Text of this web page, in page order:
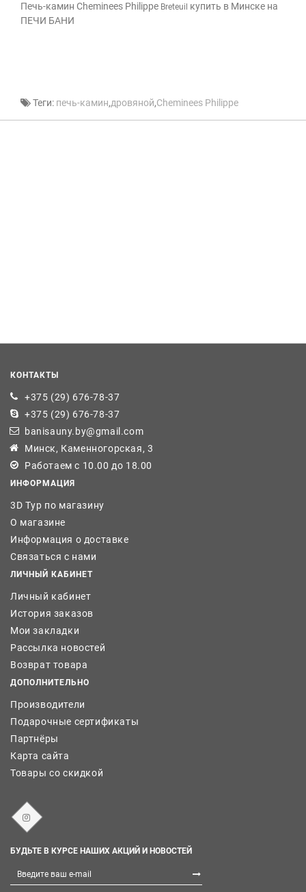
Печь-камин Cheminees Philippe Breteuil купить в Минске на
ПЕЧИ БАНИ
Теги: печь-камин,дровяной,Cheminees Philippe
КОНТАКТЫ
+375 (29) 676-78-37
+375 (29) 676-78-37
banisauny.by@gmail.com
Минск, Каменногорская, 3
Работаем с 10.00 до 18.00
ИНФОРМАЦИЯ
3D Тур по магазину
О магазине
Информация о доставке
Связаться с нами
ЛИЧНЫЙ КАБИНЕТ
Личный кабинет
История заказов
Мои закладки
Рассылка новостей
Возврат товара
ДОПОЛНИТЕЛЬНО
Производители
Подарочные сертификаты
Партнёры
Карта сайта
Товары со скидкой
БУДЬТЕ В КУРСЕ НАШИХ АКЦИЙ И НОВОСТЕЙ